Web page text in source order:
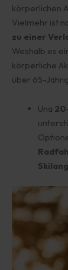
körperlichen
Vielmehr ist
zu einer
Weshalb es
körperliche
über 65-
Una